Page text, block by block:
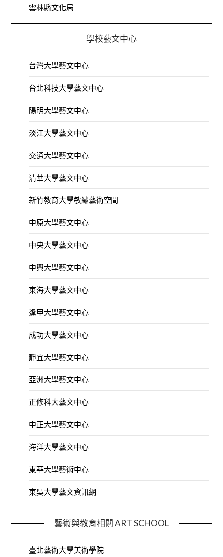
雲林縣文化局
學校藝文中心
台灣大學藝文中心
台北科技大學藝文中心
陽明大學藝文中心
淡江大學藝文中心
交通大學藝文中心
清華大學藝文中心
新竹教育大學敏繡藝術空間
中原大學藝文中心
中央大學藝文中心
中興大學藝文中心
東海大學藝文中心
逢甲大學藝文中心
成功大學藝文中心
靜宜大學藝文中心
亞洲大學藝文中心
正修科大藝文中心
中正大學藝文中心
海洋大學藝文中心
東華大學藝術中心
東吳大學藝文資訊網
藝術與教育相關 ART SCHOOL
臺北藝術大學美術學院